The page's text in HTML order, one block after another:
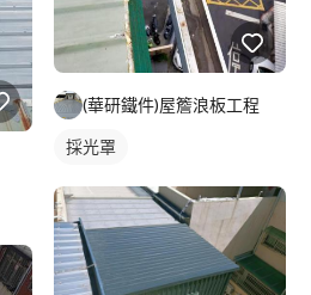
(華研鐵件)屋簷浪板工程
採光罩